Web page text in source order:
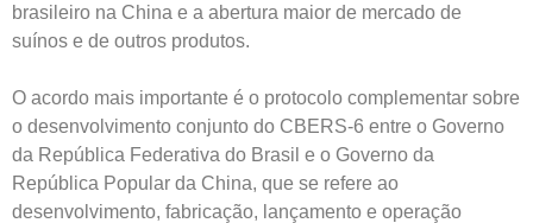
brasileiro na China e a abertura maior de mercado de
suínos e de outros produtos.
O acordo mais importante é o protocolo complementar sobre
o desenvolvimento conjunto do CBERS-6 entre o Governo
da República Federativa do Brasil e o Governo da
República Popular da China, que se refere ao
desenvolvimento, fabricação, lançamento e operação